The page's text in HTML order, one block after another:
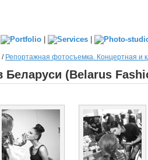
| |
/ Репортажная фотосъемка. Концертная и
(Belarus